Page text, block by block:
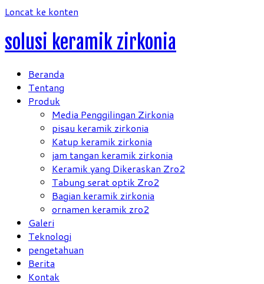
Loncat ke konten
solusi keramik zirkonia
Beranda
Tentang
Produk
Media Penggilingan Zirkonia
pisau keramik zirkonia
Katup keramik zirkonia
jam tangan keramik zirkonia
Keramik yang Dikeraskan Zro2
Tabung serat optik Zro2
Bagian keramik zirkonia
ornamen keramik zro2
Galeri
Teknologi
pengetahuan
Berita
Kontak